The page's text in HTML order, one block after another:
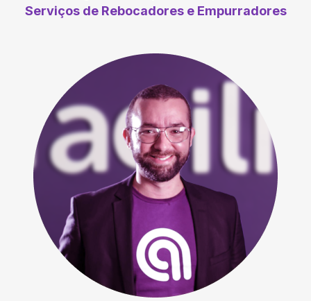
Serviços de Rebocadores e Empurradores